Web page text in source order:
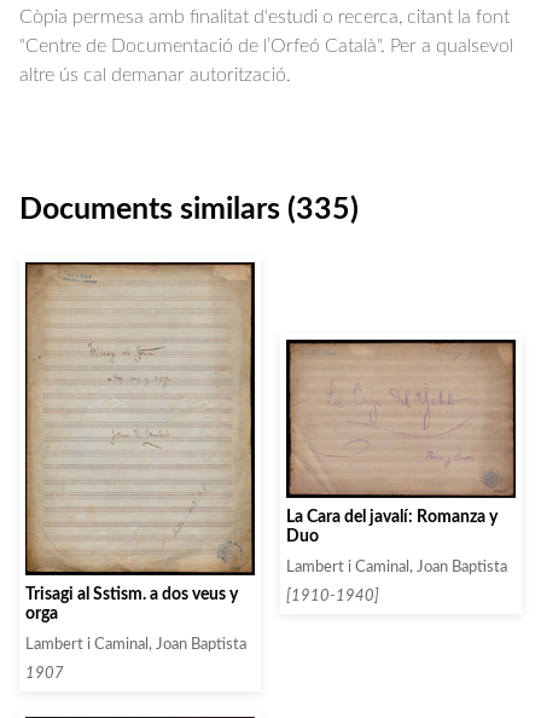
Còpia permesa amb finalitat d'estudi o recerca, citant la font
"Centre de Documentació de l’Orfeó Català". Per a qualsevol
altre ús cal demanar autorització.
Documents similars (335)
Trisagi al Sstism. a dos veus y
orga
Lambert i Caminal, Joan Baptista
1907
La Cara del javalí: Romanza y
Duo
Lambert i Caminal, Joan Baptista
[1910-1940]